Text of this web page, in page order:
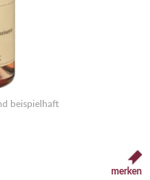
beispielhaft
merken